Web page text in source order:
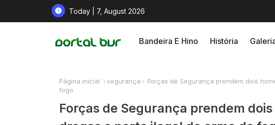
Today | 7, August 2026
Bandeira E Hino História
Página inicial segurança
Forças de Segurança prendem dois
fogo
Forças de Segurança prendem